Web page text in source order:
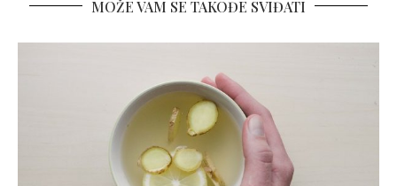
MOŽE VAM SE TAKOĐE SVIĐATI